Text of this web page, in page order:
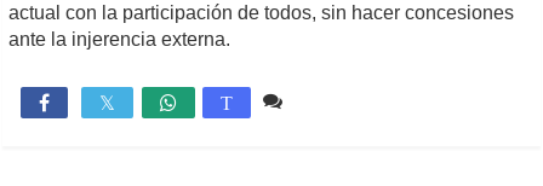
actual con la participación de todos, sin hacer concesiones
ante la injerencia externa.
 T